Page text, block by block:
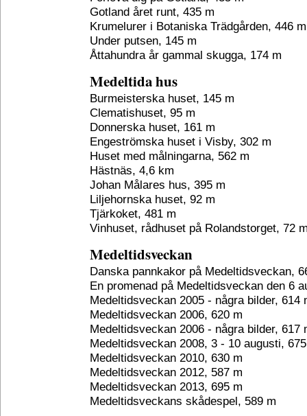
Gotland året runt, 435 m
Krumelurer i Botaniska Trädgården, 446 m
Under putsen, 145 m
Åttahundra år gammal skugga, 174 m
Medeltida hus
Burmeisterska huset, 145 m
Clematishuset, 95 m
Donnerska huset, 161 m
Engeströmska huset i Visby, 302 m
Huset med målningarna, 562 m
Hästnäs, 4,6 km
Johan Målares hus, 395 m
Liljehornska huset, 92 m
Tjärkoket, 481 m
Vinhuset, rådhuset på Rolandstorget, 72
Medeltidsveckan
Danska pannkakor på Medeltidsveckan,
En promenad på Medeltidsveckan den 6
Medeltidsveckan 2005 - några bilder, 614
Medeltidsveckan 2006, 620 m
Medeltidsveckan 2006 - några bilder, 617
Medeltidsveckan 2008, 3 - 10 augusti,
Medeltidsveckan 2010, 630 m
Medeltidsveckan 2012, 587 m
Medeltidsveckan 2013, 695 m
Medeltidsveckans skådespel, 589 m